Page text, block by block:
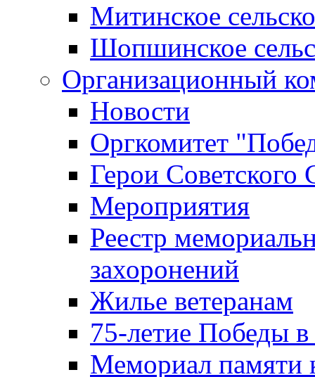
Митинское
Шопшинское
Организационный
Новости
Оргкомитет
Герои Советского
Мероприятия
Реестр
захоронений
Жилье ветеранам
75-летие Победы
Мемориал памяти